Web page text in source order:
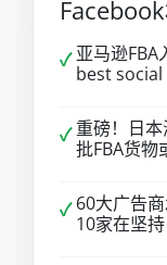
✓ 亚马逊
best
✓ 重磅！日
批FBA货物
✓ 60大广告
10家在坚持